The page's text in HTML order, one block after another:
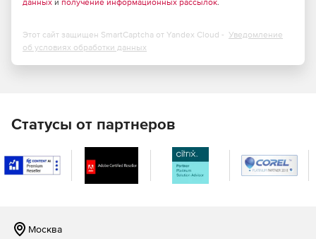
по наименованию расценок;
перевозки и массы брутто для материалов;
Возможность отключать в локальной смете расчёт
вспомогательных ненормируемых материалов;
данных и получение информационных рассылок.
Этот сайт защищен SmartCaptcha от Yandex Cloud - Уведомление
об условиях обработки данных
Статусы от партнеров
Москва